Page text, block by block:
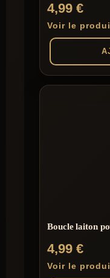
4,99 €
Voir le
Boucle laiton
4,99 €
Voir le